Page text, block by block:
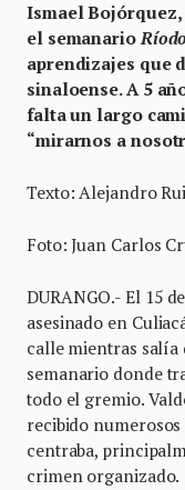
Ismael Bojórquez,
el semanario
aprendizajes que
sinaloense. A 5
falta un largo
“mirarnos a
Texto: Alejandro
Foto: Juan Carlos
DURANGO.- El 15
asesinado en
calle mientras
semanario donde
todo el gremio.
recibido
centraba,
crimen organizado.